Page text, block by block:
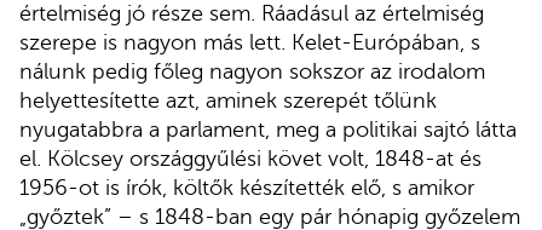
értelmiség jó része sem. Ráadásul az értelmiség
szerepe is nagyon más lett. Kelet-Európában, s
nálunk pedig főleg nagyon sokszor az irodalom
helyettesítette azt, aminek szerepét tőlünk
nyugatabbra a parlament, meg a politikai sajtó látta
el. Kölcsey országgyűlési követ volt, 1848-at és
1956-ot is írók, költők készítették elő, s amikor
„győztek” – s 1848-ban egy pár hónapig győzelem